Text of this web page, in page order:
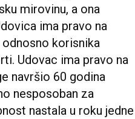
mirovinu, a ona
ima pravo na
korisnika
Udovac ima pravo na
navršio 60 godina
nesposoban za
nastala u roku jedne